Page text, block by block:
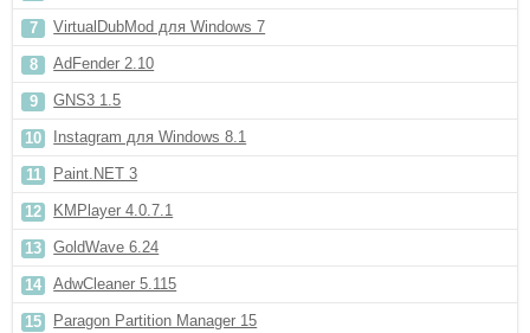
VirtualDubMod для Windows 7
AdFender 2.10
GNS3 1.5
Instagram для Windows 8.1
Paint.NET 3
KMPlayer 4.0.7.1
GoldWave 6.24
AdwCleaner 5.115
Paragon Partition Manager 15